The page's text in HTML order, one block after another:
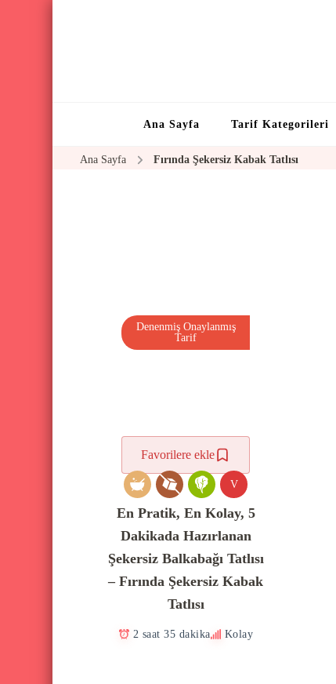
Ana Sayfa Tarif Kategorileri
Ana Sayfa Fırında Şekersiz Kabak Tatlısı
Favorilere ekle
Denenmiş Onaylanmış
Tarif
V
En Pratik, En Kolay, 5
Dakikada Hazırlanan
Şekersiz Balkabağı Tatlısı
– Fırında Şekersiz Kabak
Tatlısı
2 saat 35 dakika Kolay